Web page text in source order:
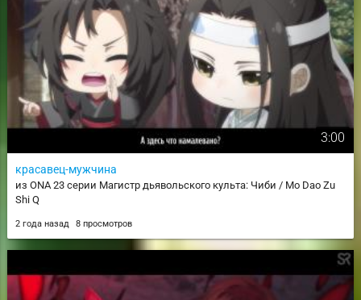
3:00
красавец-мужчина
из ONA 23 серии Магистр дьявольского культа: Чиби / Mo Dao Zu
Shi Q
2 года назад 8 просмотров